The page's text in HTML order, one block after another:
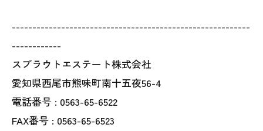
----------------------------------------------------------
------------
スプラウトエステート株式会社
愛知県西尾市熊味町南十五夜56-4
電話番号 : 0563-65-6522
FAX番号 : 0563-65-6523